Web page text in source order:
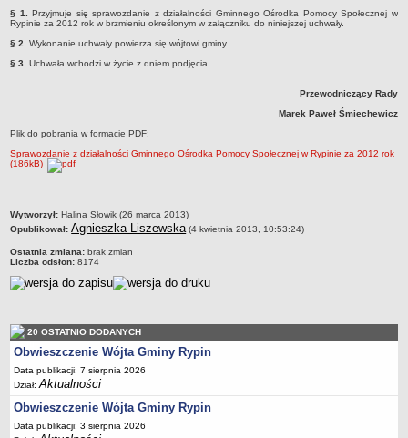
Nr konta bankowego, NIP, REGON
Pracownicy urzędu - urząd gminy
Regulamin naboru na wolne stanowiska urzędnicze
Ogłoszenia o naborze na wolne stanowiska urzędnicze
wolne stanowiska urzędnicze
Wyniki naboru na wolne stanowiska urzędnicze
Petycje
Sygnaliści
Raporty o stanie dostępności
Wnioski
WŁADZE I STRUKTURA
Struktura organizacyjna
§ 1. Przyjmuje się sprawozdanie z działalności Gminnego Ośrodka Pomocy Społecznej w
Rypinie za 2012 rok w brzmieniu określonym w załączniku do niniejszej uchwały.
§ 2. Wykonanie uchwały powierza się wójtowi gminy.
§ 3. Uchwała wchodzi w życie z dniem podjęcia.
Przewodniczący Rady
Marek Paweł Śmiechewicz
Plik do pobrania w formacie PDF:
Sprawozdanie z działalności Gminnego Ośrodka Pomocy Społecznej w Rypinie za 2012 rok
(186kB)
metryczka
Wytworzył: Halina Słowik (26 marca 2013)
Opublikował: Agnieszka Liszewska(4 kwietnia 2013, 10:53:24)
Ostatnia zmiana: brak zmian
Liczba odsłon: 8174
20 OSTATNIO DODANYCH
Obwieszczenie Wójta Gminy Rypin
Data publikacji: 7 sierpnia 2026
Dział:Aktualności
Obwieszczenie Wójta Gminy Rypin
Data publikacji: 3 sierpnia 2026